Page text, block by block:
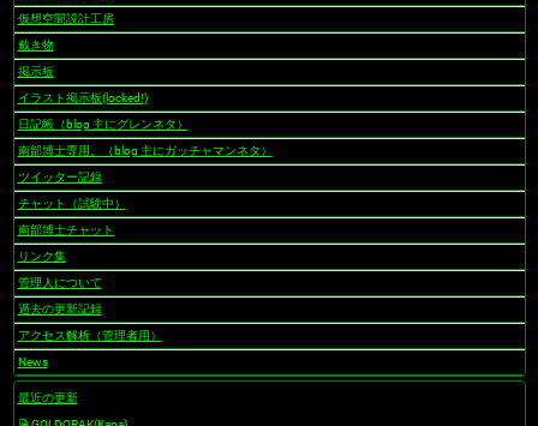
仮想空間設計工房
戴き物
掲示板
イラスト掲示板(locked!)
日記帳（blog 主にグレンネタ）
南部博士専用。（blog 主にガッチャマンネタ）
ツイッター記録
チャット（試験中）
南部博士チャット
リンク集
管理人について
過去の更新記録
アクセス解析（管理者用）
News
最近の更新